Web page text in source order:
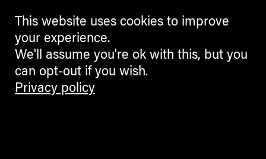
BLOGGERS
Ein Pullover für die Bergrettung
Südtirol
Schön. Nachhaltig. Fair. Und so
This website uses cookies to improve
your experience.
We'll assume you're ok with this, but you
can opt-out if you wish.
Privacy policy